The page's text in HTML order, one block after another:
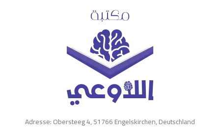
Adresse: Obersteeg 4, 51766 Engelskirchen, Deutschland